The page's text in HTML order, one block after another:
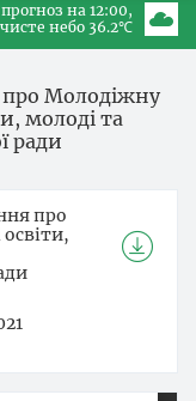
прогноз на 12:00
чисте небо 36.2℃
Молодіжну
молоді та
ради
про